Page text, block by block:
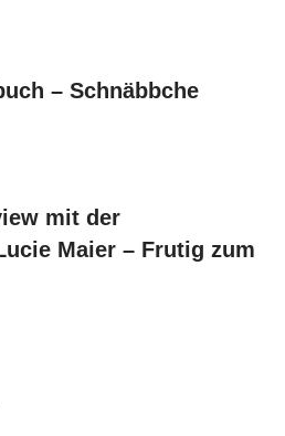
– Schnäbbche
mit der
Maier – Frutig zum